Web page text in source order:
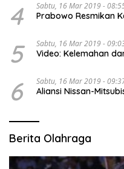
4 Sabtu, 16 Mar 2019 -
Prabowo Resmikan
5 Sabtu, 16 Mar 2019 -
Video: Kelemahan
6 Sabtu, 16 Mar 2019 -
Aliansi Nissan-
Berita Olahraga